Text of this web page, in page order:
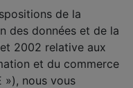
de la
des données et de la
2002 relative aux
et du commerce
»), nous vous